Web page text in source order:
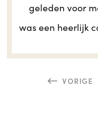
geleden voor
was een heerlijk
VORIGE